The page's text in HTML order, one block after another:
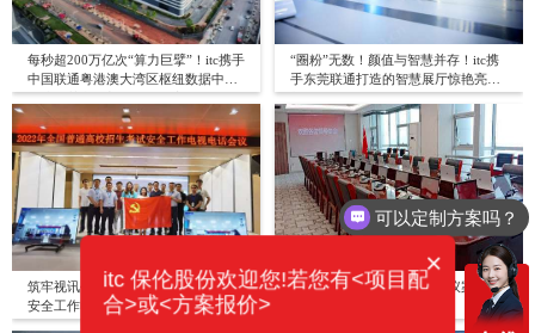
每秒超200万亿次“算力巨擘”！itc携手
中国联通粤港澳大湾区枢纽数据中心
打造智慧办公新标杆，效率狂飙！
“圈粉”无数！颜值与智慧并存！itc携
手东莞联通打造的智慧展厅惊艳亮
相！
筑牢视讯会议安全网|itc全力保障高考
安全工作电视电话会议顺利进
行！！！
【itc扩声、无纸化、数字会议案例】
可以定制方案吗？
×
itc 保伦股份欢迎您!若您有<项目配
合>或<方案报价>